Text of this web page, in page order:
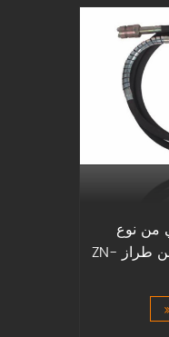
من نوع
Mataysia (دينابال) من طراز ZN-